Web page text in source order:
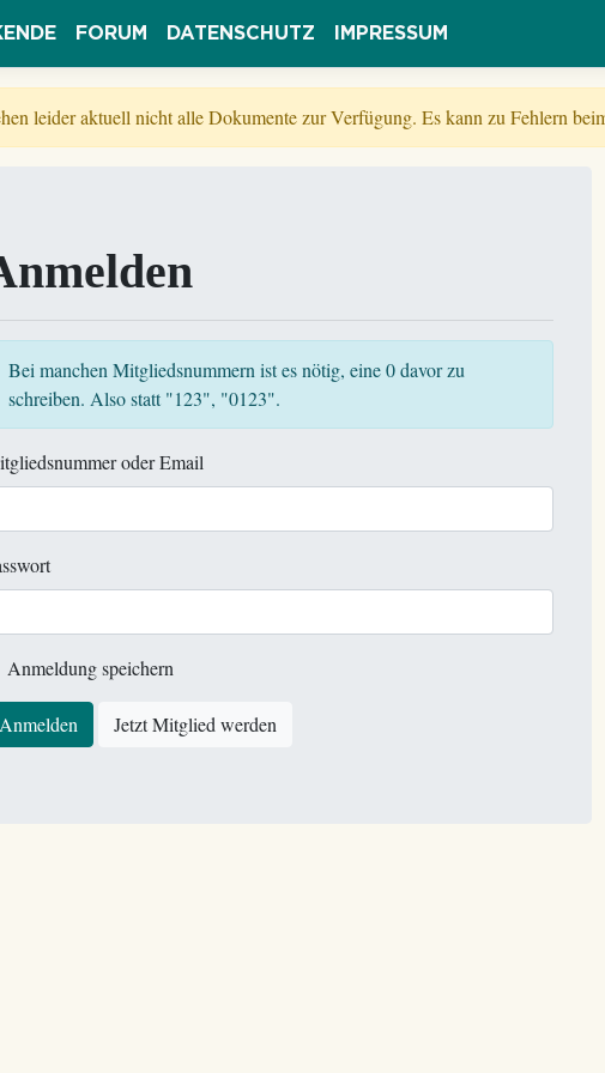
FORUM DATENSCHUTZ IMPRESSUM
leider aktuell nicht alle Dokumente zur Verfügung. Es kann zu Fehlern
Bei manchen Mitgliedsnummern ist es nötig, eine 0 davor zu
schreiben. Also statt "123", "0123".
oder Email
Anmeldung speichern
Anmelden Jetzt Mitglied werden